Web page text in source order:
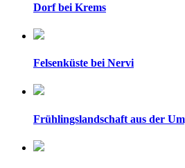
Dorf bei Krems
Felsenküste bei Nervi
Frühlingslandschaft aus der